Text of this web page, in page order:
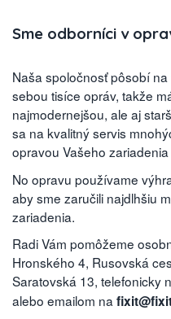
Sme odborníci v
Naša spoločnosť pôsobí
sebou tisíce opráv, takže
najmodernejšou, ale aj
sa na kvalitný servis
opravou Vašeho
No opravu používame
aby sme zaručili najdlhšiu
zariadenia.
Radi Vám pomôžeme
Hronského 4, Rusovská
Saratovská 13, telefonicky
alebo emailom na